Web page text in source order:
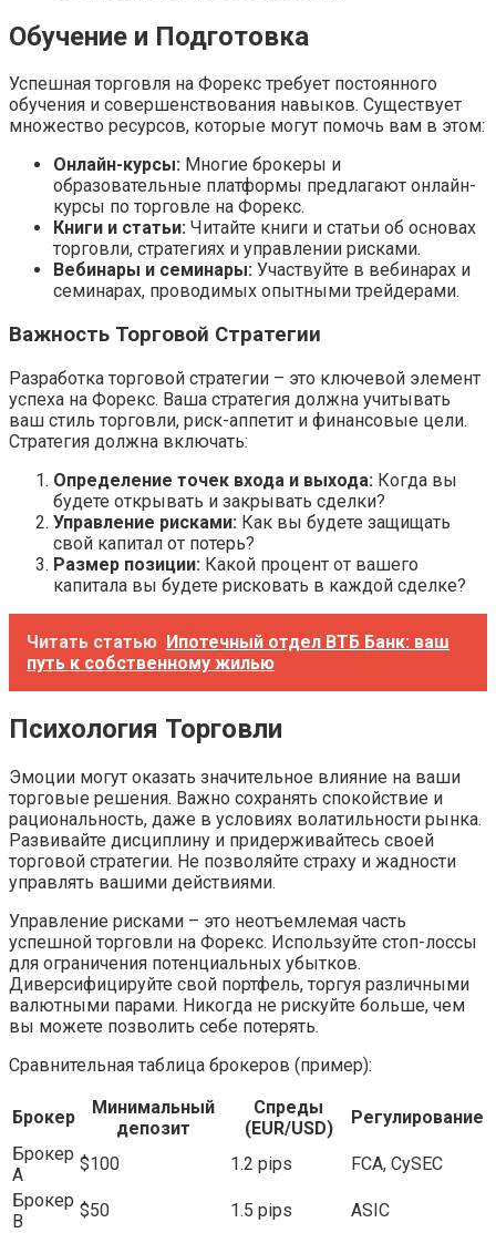
Обучение и Подготовка
Успешная торговля на Форекс требует постоянного
обучения и совершенствования навыков. Существует
множество ресурсов, которые могут помочь вам в этом:
Онлайн-курсы: Многие брокеры и
образовательные платформы предлагают онлайн-
курсы по торговле на Форекс.
Книги и статьи: Читайте книги и статьи об основах
торговли, стратегиях и управлении рисками.
Вебинары и семинары: Участвуйте в вебинарах и
семинарах, проводимых опытными трейдерами.
Важность Торговой Стратегии
Разработка торговой стратегии – это ключевой элемент
успеха на Форекс. Ваша стратегия должна учитывать
ваш стиль торговли, риск-аппетит и финансовые цели.
Стратегия должна включать:
Определение точек входа и выхода: Когда вы
будете открывать и закрывать сделки?
Управление рисками: Как вы будете защищать
свой капитал от потерь?
Размер позиции: Какой процент от вашего
капитала вы будете рисковать в каждой сделке?
Читать статью Ипотечный отдел ВТБ Банк: ваш
путь к собственному жилью
Психология Торговли
Эмоции могут оказать значительное влияние на ваши
торговые решения. Важно сохранять спокойствие и
рациональность, даже в условиях волатильности рынка.
Развивайте дисциплину и придерживайтесь своей
торговой стратегии. Не позволяйте страху и жадности
управлять вашими действиями.
Управление рисками – это неотъемлемая часть
успешной торговли на Форекс. Используйте стоп-лоссы
для ограничения потенциальных убытков.
Диверсифицируйте свой портфель, торгуя различными
валютными парами. Никогда не рискуйте больше, чем
вы можете позволить себе потерять.
Сравнительная таблица брокеров (пример):
Брокер
Минимальный
депозит
Спреды
(EUR/USD)
Регулирование
Брокер
A
$100 1.2 pips
FCA, CySEC
Брокер
B
$50 1.5 pips
ASIC